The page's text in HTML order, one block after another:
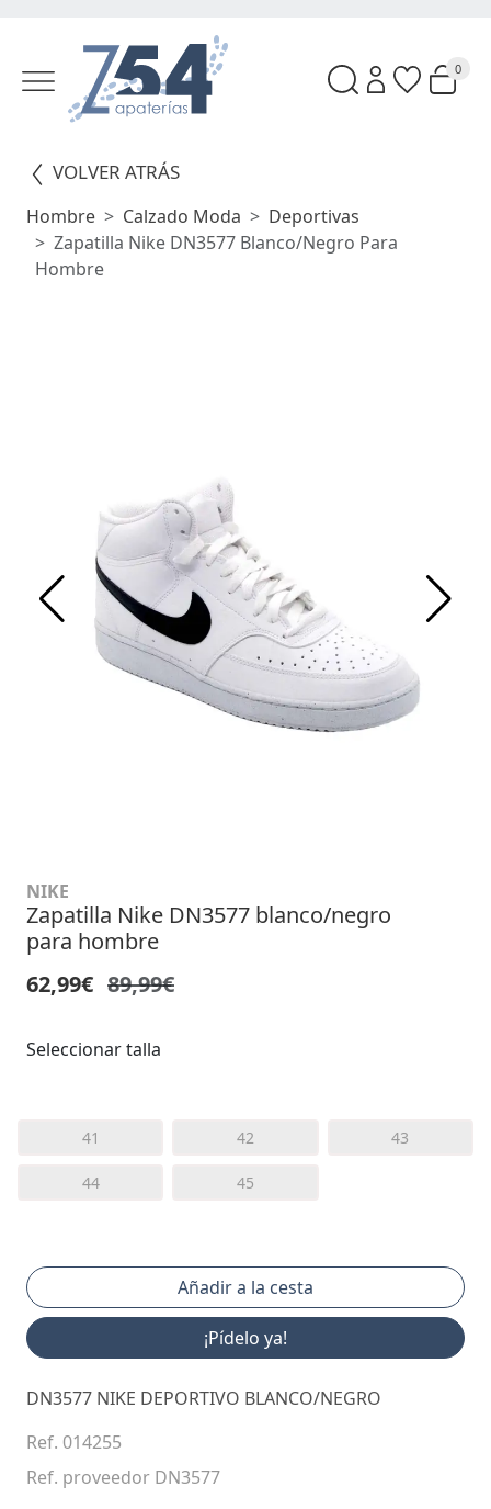
0
VOLVER ATRÁS
Hombre Calzado Moda
Deportivas
Zapatilla Nike DN3577 Blanco/negro Para
Hombre
NIKE
Zapatilla Nike DN3577 blanco/negro
para hombre
62,99€ 89,99€
Seleccionar talla
41 42 43
44 45
¡Pídelo ya!
DN3577 NIKE DEPORTIVO BLANCO/NEGRO
Ref. 014255
Ref. proveedor DN3577